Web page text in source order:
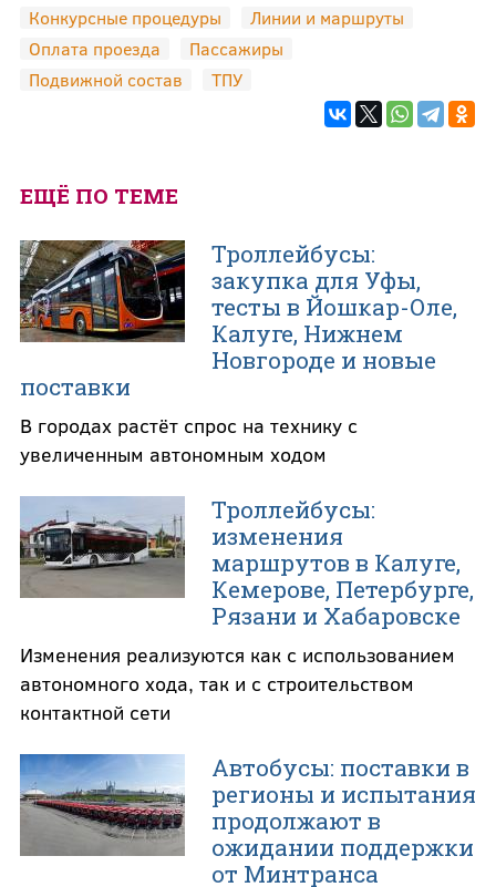
Конкурсные процедуры
Линии и маршруты
Оплата проезда
Пассажиры
Подвижной состав
ТПУ
ЕЩЁ ПО ТЕМЕ
Троллейбусы:
закупка для Уфы,
тесты в Йошкар-Оле,
Калуге, Нижнем
Новгороде и новые
поставки
В городах растёт спрос на технику с
увеличенным автономным ходом
Троллейбусы:
изменения
маршрутов в Калуге,
Кемерове, Петербурге,
Рязани и Хабаровске
Изменения реализуются как с использованием
автономного хода, так и с строительством
контактной сети
Автобусы: поставки в
регионы и испытания
продолжают в
ожидании поддержки
от Минтранса